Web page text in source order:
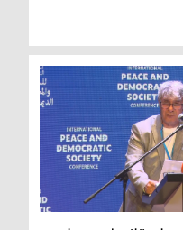
کرد
استانبول: دوران مبارزه‌ی